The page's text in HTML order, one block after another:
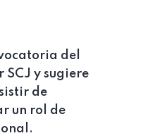
del
y sugiere
de
un rol de